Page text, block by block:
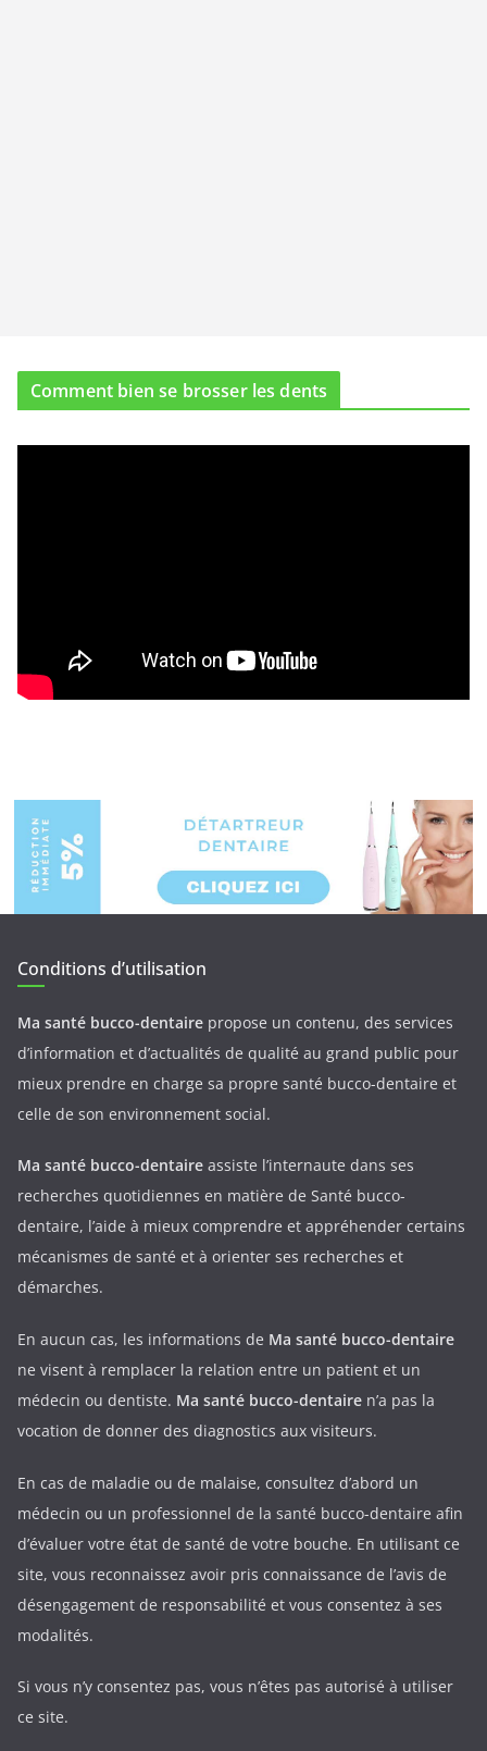
Comment bien se brosser les dents
Conditions d’utilisation
Ma santé bucco-dentaire propose un contenu, des services
d’information et d’actualités de qualité au grand public pour
mieux prendre en charge sa propre santé bucco-dentaire et
celle de son environnement social.
Ma santé bucco-dentaire assiste l’internaute dans ses
recherches quotidiennes en matière de Santé bucco-
dentaire, l’aide à mieux comprendre et appréhender certains
mécanismes de santé et à orienter ses recherches et
démarches.
En aucun cas, les informations de Ma santé bucco-dentaire
ne visent à remplacer la relation entre un patient et un
médecin ou dentiste. Ma santé bucco-dentaire n’a pas la
vocation de donner des diagnostics aux visiteurs.
En cas de maladie ou de malaise, consultez d’abord un
médecin ou un professionnel de la santé bucco-dentaire afin
d’évaluer votre état de santé de votre bouche. En utilisant ce
site, vous reconnaissez avoir pris connaissance de l’avis de
désengagement de responsabilité et vous consentez à ses
modalités.
Si vous n’y consentez pas, vous n’êtes pas autorisé à utiliser
ce site.